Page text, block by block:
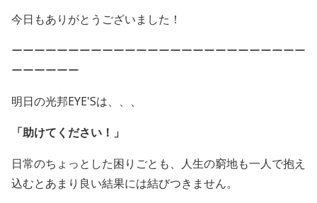
今日もありがとうございました！
ーーーーーーーーーーーーーーーーーーーーーーーーーー
ーーーーーー
明日の光邦EYE'Sは、、、
「助けてください！ 」
日常のちょっとした困りごとも、人生の窮地も一人で抱え
込むとあまり良い結果には結びつきません。